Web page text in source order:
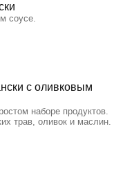
соусе.
с оливковым
наборе продуктов.
трав, оливок и маслин.